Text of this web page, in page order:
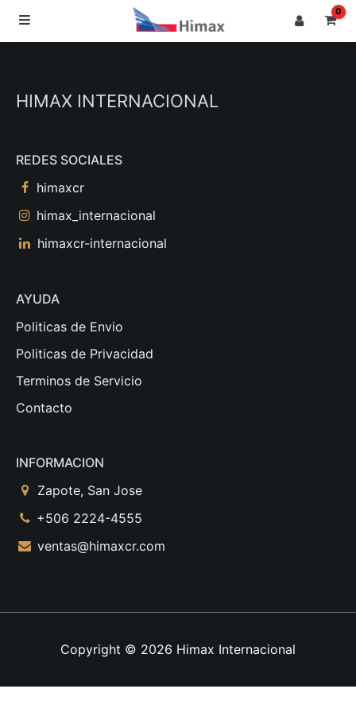
HIMAX INTERNACIONAL
REDES SOCIALES
himaxcr
himax_internacional
himaxcr-internacional
AYUDA
Politicas de Envio
Politicas de Privacidad
Terminos de Servicio
Contacto
INFORMACION
Zapote, San Jose
+506 2224-4555
ventas@himaxcr.com
Copyright © 2026 Himax Internacional